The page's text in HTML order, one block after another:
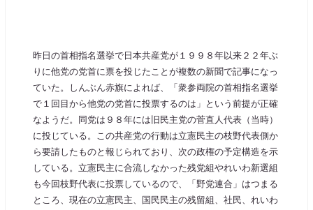
昨日の首相指名選挙で日本共産党が１９９８年以来２２年ぶ
りに他党の党首に票を投じたことが複数の新聞で記事になっ
ていた。しんぶん赤旗によれば、「衆参両院の首相指名選挙
で１回目から他党の党首に投票するのは」という前提が正確
なようだ。同党は９８年には旧民主党の菅直人代表（当時）
に投じている。この共産党の行動は立憲民主の枝野代表側か
ら要請したものと報じられており、次の政権の予定構造を示
している。立憲民主に合流しなかった残党組やれいわ新選組
も今回枝野代表に投票しているので、「野党連合」はつまる
ところ、現在の立憲民主、国民民主の残留組、社民、れいわ